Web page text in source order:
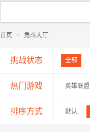
首页 > 角斗大厅
挑战状态 全部
热门游戏 英雄联盟
排序方式 默认